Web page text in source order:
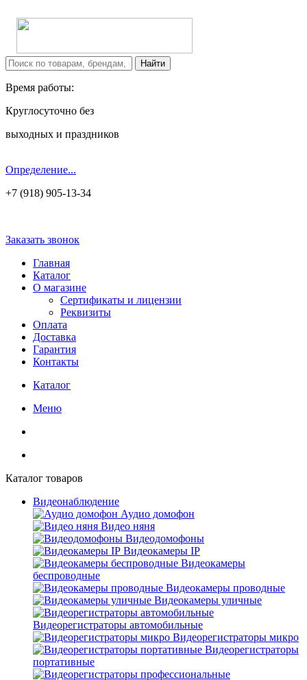
Время работы:
Круглосуточно без
выходных и праздников
Определение...
+7 (918) 905-13-34
Заказать звонок
Главная
Каталог
О магазине
Сертификаты и лицензии
Реквизиты
Оплата
Доставка
Гарантия
Контакты
Каталог
Меню
Каталог товаров
Видеонаблюдение
Аудио домофон
Видео няня
Видеодомофоны
Видеокамеры IP
Видеокамеры
беспроводные
Видеокамеры проводные
Видеокамеры уличные
Видеорегистраторы автомобильные
Видеорегистраторы микро
Видеорегистраторы
портативные